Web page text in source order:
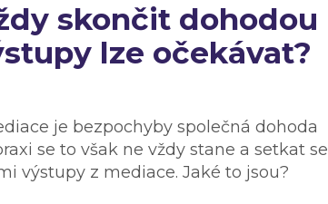
skončit dohodou
lze očekávat?
je bezpochyby společná dohoda
se to však ne vždy stane a setkat se
výstupy z mediace. Jaké to jsou?